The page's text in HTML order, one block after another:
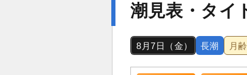
潮見表・タイ
8月7日（金） 長潮 月齢